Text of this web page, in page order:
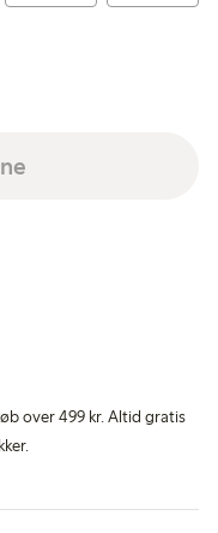
over 499 kr. Altid gratis